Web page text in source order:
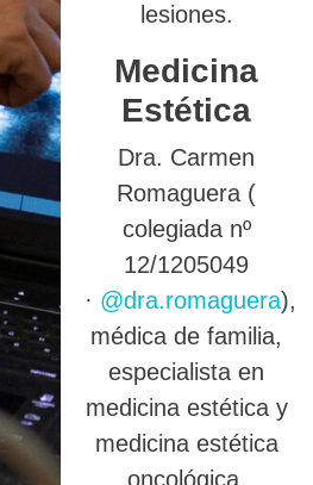
lesiones.
Medicina
Estética
Dra. Carmen
Romaguera (
colegiada nº
12/1205049
· @dra.romaguera),
médica de familia,
especialista en
medicina estética y
medicina estética
oncológica.